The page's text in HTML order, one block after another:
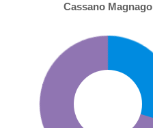
Cassano Magnago